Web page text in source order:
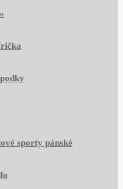
»
sporty pánské